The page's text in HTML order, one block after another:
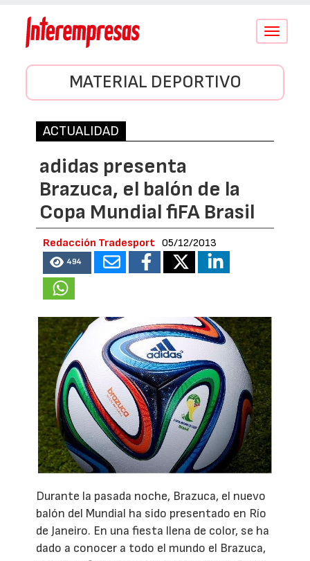
Conmutar
MATERIAL DEPORTIVO
ACTUALIDAD
adidas presenta
Brazuca, el balón de la
Copa Mundial fiFA Brasil
Redacción Tradesport 05/12/2013
494
Durante la pasada noche, Brazuca, el nuevo
balón del Mundial ha sido presentado en Río
de Janeiro. En una fiesta llena de color, se ha
dado a conocer a todo el mundo el Brazuca,